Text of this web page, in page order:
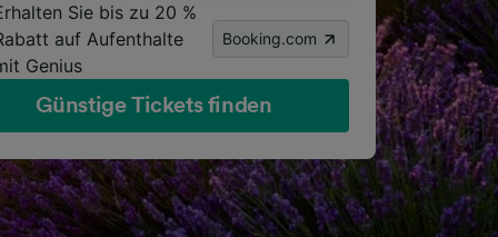
Sie bis zu 20 %
auf Aufenthalte
Genius
Booking.com
Günstige Tickets finden